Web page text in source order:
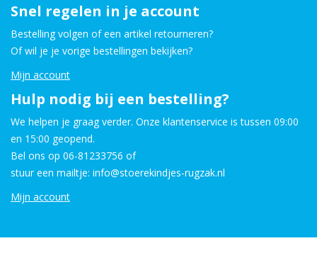
Snel regelen in je account
Bestelling volgen of een artikel retourneren?
Of wil je je vorige bestellingen bekijken?
Mijn account
Hulp nodig bij een bestelling?
We helpen je graag verder. Onze klantenservice is tussen 09:00
en 15:00 geopend.
Bel ons op 06-81233756 of
stuur een mailtje: info@stoerekindjes-rugzak.nl
Mijn account